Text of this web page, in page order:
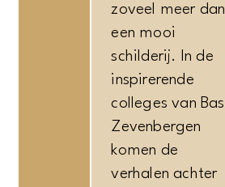
zoveel meer dan
een mooi
schilderij. In de
inspirerende
colleges van Bas
Zevenbergen
komen de
verhalen achter